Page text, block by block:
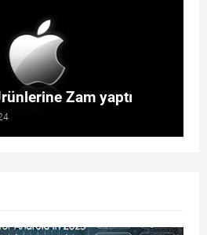
Zam yaptı